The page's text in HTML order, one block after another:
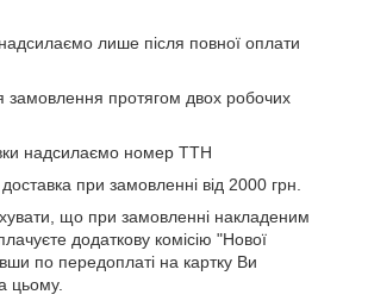
надсилаємо лише після повної оплати
замовлення протягом двох робочих
надсилаємо номер ТТН
при замовленні від 2000 грн.
що при замовленні накладеним
додаткову комісію "Нової
по передоплаті на картку Ви
цьому.